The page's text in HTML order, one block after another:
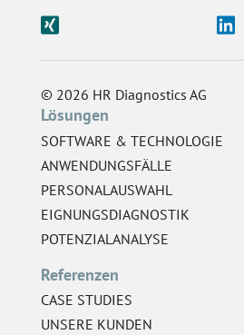
© 2026 HR Diagnostics AG
Lösungen
SOFTWARE & TECHNOLOGIE
ANWENDUNGSFÄLLE
PERSONALAUSWAHL
EIGNUNGSDIAGNOSTIK
POTENZIALANALYSE
Referenzen
CASE STUDIES
UNSERE KUNDEN